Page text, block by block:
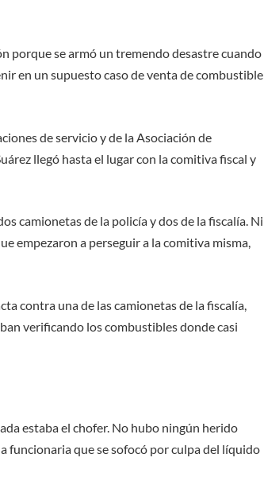
porque se armó un tremendo desastre cuando
en un supuesto caso de venta de combustible
de servicio y de la Asociación de
llegó hasta el lugar con la comitiva fiscal y
camionetas de la policía y dos de la fiscalía. Ni
empezaron a perseguir a la comitiva misma,
contra una de las camionetas de la fiscalía,
verificando los combustibles donde casi
estaba el chofer. No hubo ningún herido
funcionaria que se sofocó por culpa del líquido